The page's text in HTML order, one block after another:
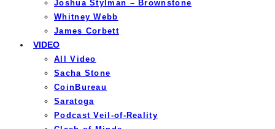
Joshua Stylman – Brownstone
Whitney Webb
James Corbett
VIDEO
All Video
Sacha Stone
CoinBureau
Saratoga
Podcast Veil-of-Reality